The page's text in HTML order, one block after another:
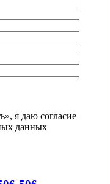
я даю согласие
данных